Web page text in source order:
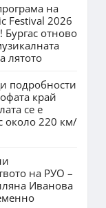
на
Festival 2026
Бургас отново
лятото
подробности
край
се е
около 220 км/
на РУО –
Иванова